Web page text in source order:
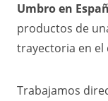
Umbro en
productos de
trayectoria en
Trabajamos